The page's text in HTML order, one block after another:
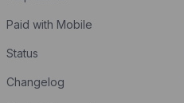
Paid with Mobile
Status
Changelog